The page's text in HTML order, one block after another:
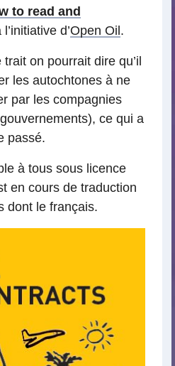
to read and
l’initiative d’Open Oil .
on pourrait dire qu’il
les autochtones à ne
par les compagnies
ce qui a
passé.
à tous sous licence
en cours de traduction
dont le français.